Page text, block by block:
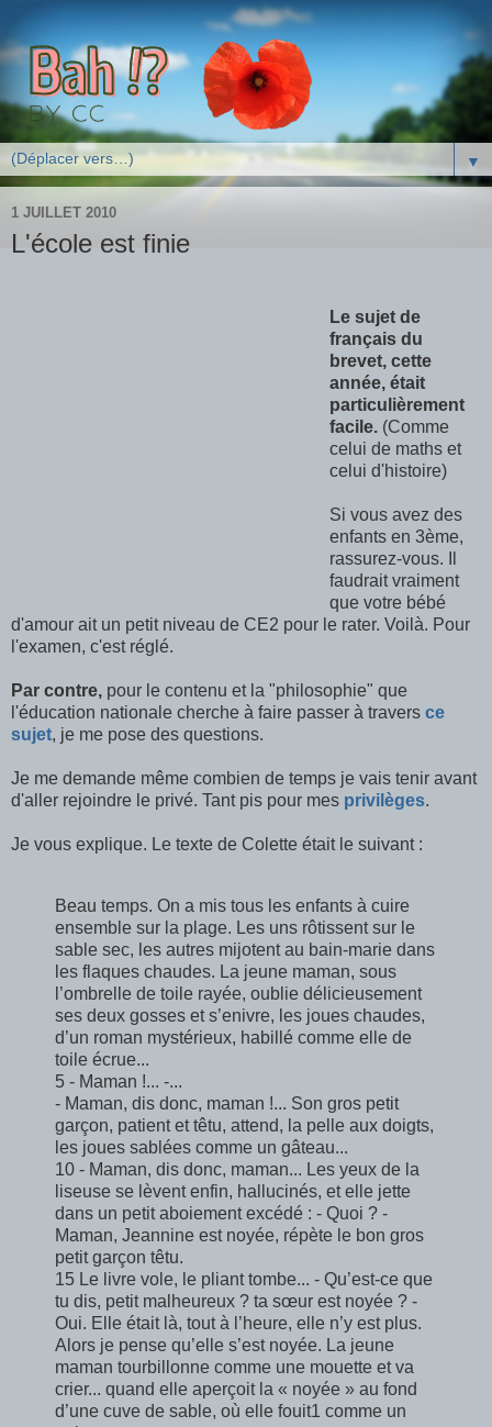
▼
1 JUILLET 2010
L'école est finie
Le sujet de
français du
brevet, cette
année, était
particulièrement
facile. (Comme
celui de maths et
celui d'histoire)
Si vous avez des
enfants en 3ème,
rassurez-vous. Il
faudrait vraiment
que votre bébé
d'amour ait un petit niveau de CE2 pour le rater. Voilà. Pour
l'examen, c'est réglé.
Par contre, pour le contenu et la "philosophie" que
l'éducation nationale cherche à faire passer à travers ce
sujet, je me pose des questions.
Je me demande même combien de temps je vais tenir avant
d'aller rejoindre le privé. Tant pis pour mes privilèges.
Je vous explique. Le texte de Colette était le suivant :
Beau temps. On a mis tous les enfants à cuire
ensemble sur la plage. Les uns rôtissent sur le
sable sec, les autres mijotent au bain-marie dans
les flaques chaudes. La jeune maman, sous
l’ombrelle de toile rayée, oublie délicieusement
ses deux gosses et s’enivre, les joues chaudes,
d’un roman mystérieux, habillé comme elle de
toile écrue...
5 - Maman !... -...
- Maman, dis donc, maman !... Son gros petit
garçon, patient et têtu, attend, la pelle aux doigts,
les joues sablées comme un gâteau...
10 - Maman, dis donc, maman... Les yeux de la
liseuse se lèvent enfin, hallucinés, et elle jette
dans un petit aboiement excédé : - Quoi ? -
Maman, Jeannine est noyée, répète le bon gros
petit garçon têtu.
15 Le livre vole, le pliant tombe... - Qu’est-ce que
tu dis, petit malheureux ? ta sœur est noyée ? -
Oui. Elle était là, tout à l’heure, elle n’y est plus.
Alors je pense qu’elle s’est noyée. La jeune
maman tourbillonne comme une mouette et va
crier... quand elle aperçoit la « noyée » au fond
d’une cuve de sable, où elle fouit1 comme un